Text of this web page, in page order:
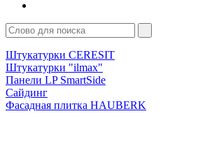
Штукатурки CERESIT
Штукатурки "ilmax"
Панели LP SmartSide
Сайдинг
Фасадная плитка HAUBERK